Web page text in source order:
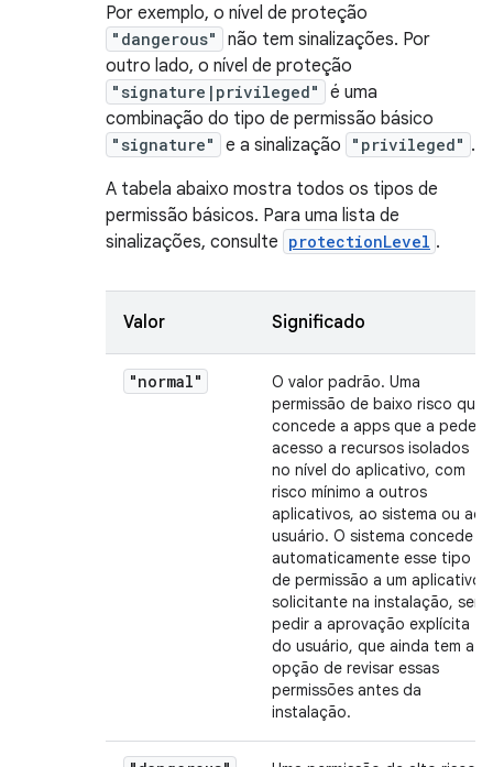
Por exemplo, o nível de proteção
"dangerous"
não tem sinalizações. Por
outro lado, o nível de proteção
"signature|privileged"
é uma
combinação do tipo de permissão básico
"signature" e a sinalização "privileged" .
A tabela abaixo mostra todos os tipos de
permissão básicos. Para uma lista de
sinalizações, consulte protectionLevel .
Valor Significado
"normal"
O valor padrão. Uma
permissão de baixo risco que
concede a apps que a pedem
acesso a recursos isolados
no nível do aplicativo, com
risco mínimo a outros
aplicativos, ao sistema ou ao
usuário. O sistema concede
automaticamente esse tipo
de permissão a um aplicativo
solicitante na instalação, sem
pedir a aprovação explícita
do usuário, que ainda tem a
opção de revisar essas
permissões antes da
instalação.